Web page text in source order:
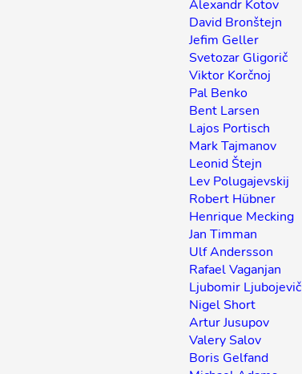
Alexandr Kotov
David Bronštejn
Jefim Geller
Svetozar Gligorič
Viktor Korčnoj
Pal Benko
Bent Larsen
Lajos Portisch
Mark Tajmanov
Leonid Štejn
Lev Polugajevskij
Robert Hübner
Henrique Mecking
Jan Timman
Ulf Andersson
Rafael Vaganjan
Ljubomir Ljubojevič
Nigel Short
Artur Jusupov
Valery Salov
Boris Gelfand